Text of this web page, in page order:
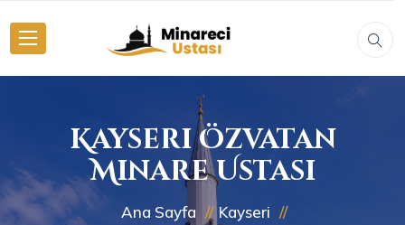
Kayseri Özvatan
Minare Ustası
Ana Sayfa Kayseri